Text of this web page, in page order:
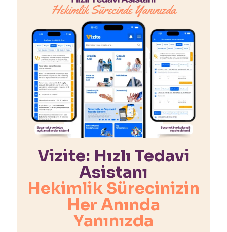
Vizite: Hızlı Tedavi
Asistanı
Hekimlik Sürecinizin
Her Anında
Yanınızda